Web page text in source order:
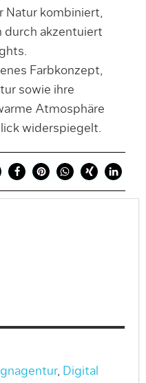
Natur kombiniert,
durch akzentuiert
Farbkonzept,
sowie ihre
Atmosphäre
widerspiegelt.
, Digital